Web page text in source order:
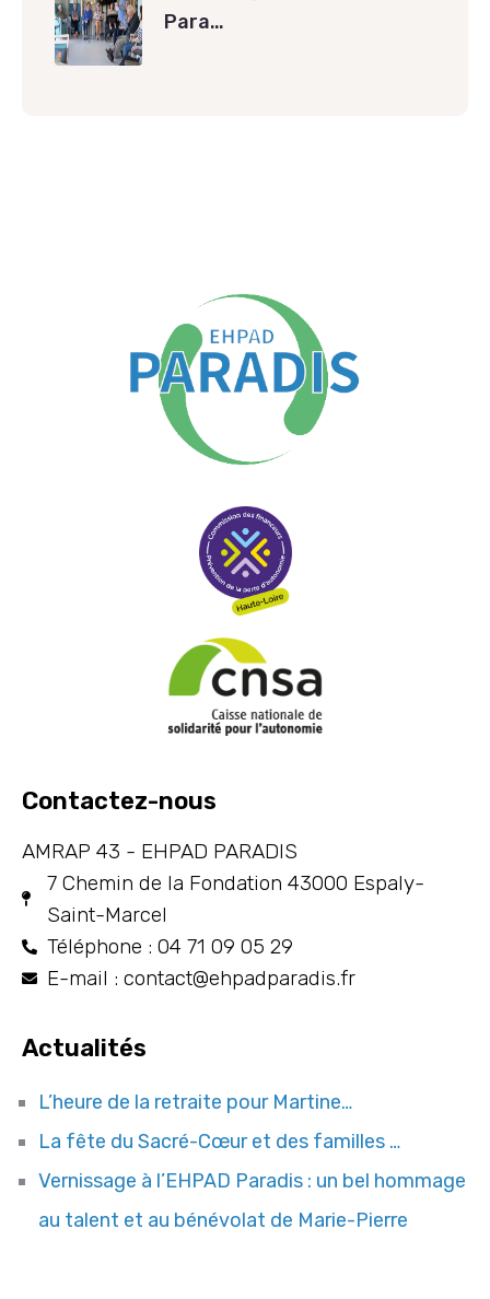
Para…
Contactez-nous
AMRAP 43 - EHPAD PARADIS
7 Chemin de la Fondation 43000 Espaly-
Saint-Marcel
Téléphone : 04 71 09 05 29
E-mail : contact@ehpadparadis.fr
Actualités
L’heure de la retraite pour Martine…
La fête du Sacré-Cœur et des familles …
Vernissage à l’EHPAD Paradis : un bel hommage
au talent et au bénévolat de Marie-Pierre